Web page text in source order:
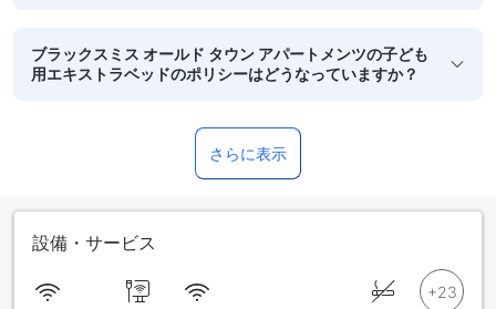
ブラックスミス オールド タウン アパートメンツの子ども
用エキストラベッドのポリシーはどうなっていますか？
さらに表示
設備・サービス